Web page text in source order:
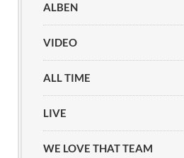
ALBEN
VIDEO
ALL TIME
LIVE
WE LOVE THAT TEAM